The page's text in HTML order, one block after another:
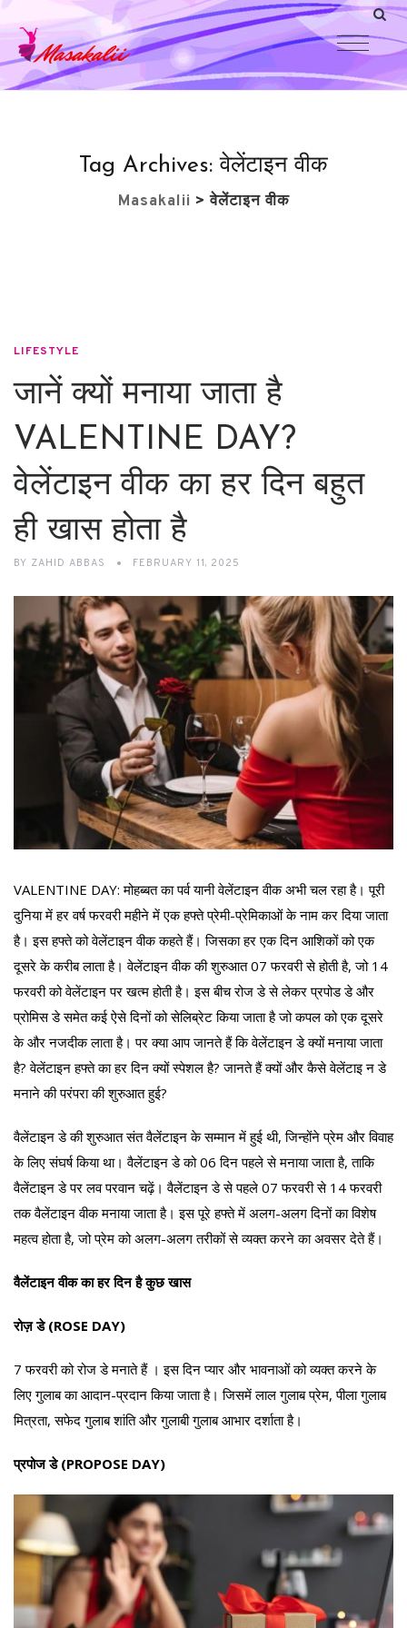
Tag Archives:वेलेंटाइन वीक
Masakalii >वेलेंटाइन वीक
LIFESTYLE
जानें क्यों मनाया जाता है
VALENTINE DAY?
वेलेंटाइन वीक का हर दिन बहुत
ही खास होता है
BY ZAHID ABBAS FEBRUARY 11, 2025
VALENTINE DAY: मोहब्बत का पर्व यानी वेलेंटाइन वीक अभी चल रहा है। पूरी
दुनिया में हर वर्ष फरवरी महीने में एक हफ्ते प्रेमी-प्रेमिकाओं के नाम कर दिया जाता
है। इस हफ्ते को वेलेंटाइन वीक कहते हैं। जिसका हर एक दिन आशिकों को एक
दूसरे के करीब लाता है। वेलेंटाइन वीक की शुरुआत 07 फरवरी से होती है, जो 14
फरवरी को वेलेंटाइन पर खत्म होती है। इस बीच रोज डे से लेकर प्रपोड डे और
प्रोमिस डे समेत कई ऐसे दिनों को सेलिब्रेट किया जाता है जो कपल को एक दूसरे
के और नजदीक लाता है। पर क्या आप जानते हैं कि वेलेंटाइन डे क्यों मनाया जाता
है? वेलेंटाइन हफ्ते का हर दिन क्यों स्पेशल है? जानते हैं क्यों और कैसे वेलेंटाइ न डे
मनाने की परंपरा की शुरुआत हुई?
वैलेंटाइन डे की शुरुआत संत वैलेंटाइन के सम्मान में हुई थी, जिन्होंने प्रेम और विवाह
के लिए संघर्ष किया था। वैलेंटाइन डे को 06 दिन पहले से मनाया जाता है, ताकि
वैलेंटाइन डे पर लव परवान चढ़ें। वैलेंटाइन डे से पहले 07 फरवरी से 14 फरवरी
तक वैलेंटाइन वीक मनाया जाता है। इस पूरे हफ्ते में अलग-अलग दिनों का विशेष
महत्व होता है, जो प्रेम को अलग-अलग तरीकों से व्यक्त करने का अवसर देते हैं।
वैलेंटाइन वीक का हर दिन है कुछ खास
रोज़ डे (ROSE DAY)
7 फरवरी को रोज डे मनाते हैं । इस दिन प्यार और भावनाओं को व्यक्त करने के
लिए गुलाब का आदान-प्रदान किया जाता है। जिसमें लाल गुलाब प्रेम, पीला गुलाब
मित्रता, सफेद गुलाब शांति और गुलाबी गुलाब आभार दर्शाता है।
प्रपोज डे (PROPOSE DAY)